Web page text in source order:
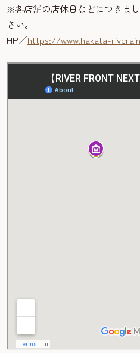
※各店舗の店休日などにつきま
さい。
HP／https://www.hakata-